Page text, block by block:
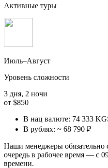
Активные туры
Июль–Август
Уровень сложности
3 дня, 2 ночи
от $850
В нац валюте: 74 333
В рублях: ~ 68 790 ₽
Наши менеджеры обязательно
очередь в рабочее время — с
времени.